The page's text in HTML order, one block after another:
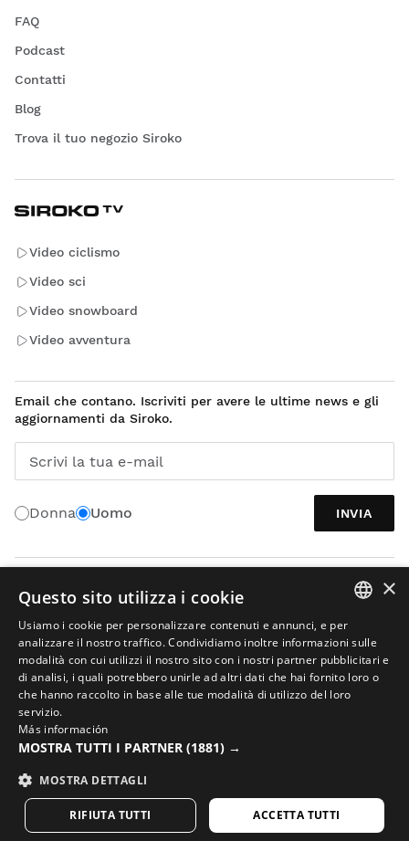
FAQ
Podcast
Contatti
Blog
Trova il tuo negozio Siroko
Video ciclismo
Video sci
Video snowboard
Video avventura
Email che contano. Iscriviti per avere le ultime news e gli
aggiornamenti da Siroko.
Scrivi la tua e-mail
Donna Uomo INVIA
Avviso legale
Intelligenza artificiale nelle immagini
SPANISH
ENGLISH
GREEK
FRENCH
×
Questo sito utilizza i cookie
Usiamo i cookie per personalizzare contenuti e annunci, e per
analizzare il nostro traffico. Condividiamo inoltre informazioni sulle
modalità con cui utilizzi il nostro sito con i nostri partner pubblicitari e
di analisi, i quali potrebbero unirle ad altri dati che hai fornito loro o
che hanno raccolto in base alle tue modalità di utilizzo del loro
servizio.
Más información
MOSTRA TUTTI I PARTNER (1881) →
MOSTRA DETTAGLI
ACCETTA TUTTI
RIFIUTA TUTTI